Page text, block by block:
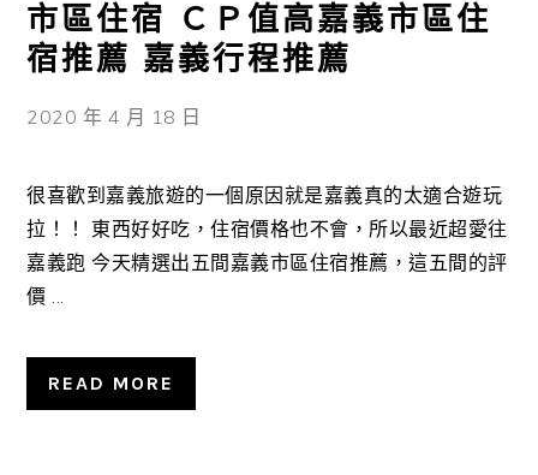
市區住宿 ＣＰ值高嘉義市區住
宿推薦 嘉義行程推薦
2020 年 4 月 18 日
​​​ 很喜歡到嘉義旅遊的一個原因就是嘉義真的太適合遊玩
拉！！ 東西好好吃，住宿價格也不會，所以最近超愛往
嘉義跑 今天精選出五間嘉義市區住宿推薦，這五間的評
價 ...
READ MORE